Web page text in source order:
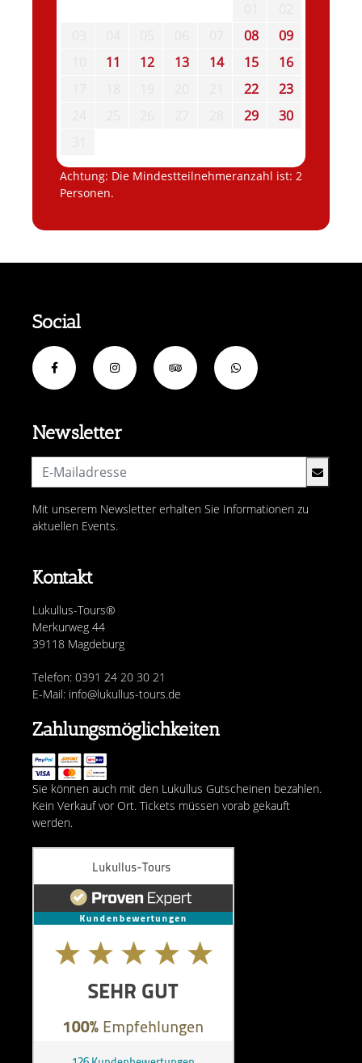
08
09
11 12 13 14 15
16
22
23
29
30
Achtung: Die Mindestteilnehmeranzahl ist: 2
Personen.
Kontakt
Lukullus-Tours®
Merkurweg 44
39118 Magdeburg
Telefon: 0391 24 20 30 21
E-Mail: info@lukullus-tours.de
Newsletter
Mit unserem Newsletter erhalten Sie Informationen zu
aktuellen Events.
Social
Zahlungsmöglichkeiten
Sie können auch mit den Lukullus Gutscheinen bezahlen.
Kein Verkauf vor Ort. Tickets müssen vorab gekauft
werden.